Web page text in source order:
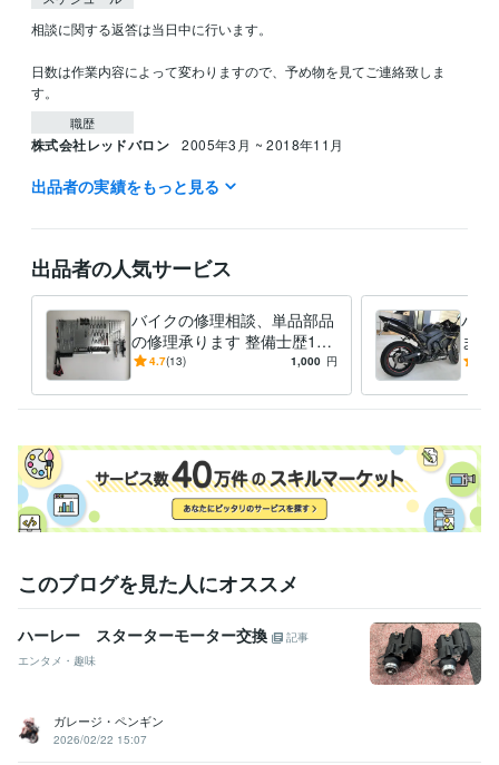
相談に関する返答は当日中に行います。
日数は作業内容によって変わりますので、予め物を見てご連絡致しま
す。
職歴
株式会社レッドバロン 2005年3月 ~ 2018年11月
資格・検定
ガス、アーク溶資格 取得年 : 2002年
得意分野
住まい・美容・生活相談 オートバイ整備
オートバイ整備相談
千葉県自動車整備専門学校 2003年3月 ~ 2005年2月
出品者の実績をもっと見る
出品者の人気サービス
バイクの修理相談、単品部品
の修理承ります 整備士歴18
年ライダー歴20年の経験で相
4.7(13) 1,000 円
バイ
ま
乗り
このブログを見た人にオススメ
ハーレー スターターモーター交換
記事
エンタメ・趣味
ガレージ・ペンギン
2026/02/22 15:07